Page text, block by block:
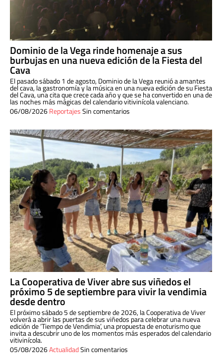
Dominio de la Vega rinde homenaje a sus
burbujas en una nueva edición de la Fiesta del
Cava
El pasado sábado 1 de agosto, Dominio de la Vega reunió a amantes
del cava, la gastronomía y la música en una nueva edición de su Fiesta
del Cava, una cita que crece cada año y que se ha convertido en una de
las noches más mágicas del calendario vitivinícola valenciano.
06/08/2026ReportajesSin comentarios
La Cooperativa de Viver abre sus viñedos el
próximo 5 de septiembre para vivir la vendimia
desde dentro
El próximo sábado 5 de septiembre de 2026, la Cooperativa de Viver
volverá a abrir las puertas de sus viñedos para celebrar una nueva
edición de ‘Tiempo de Vendimia’, una propuesta de enoturismo que
invita a descubrir uno de los momentos más esperados del calendario
vitivinícola.
05/08/2026ActualidadSin comentarios